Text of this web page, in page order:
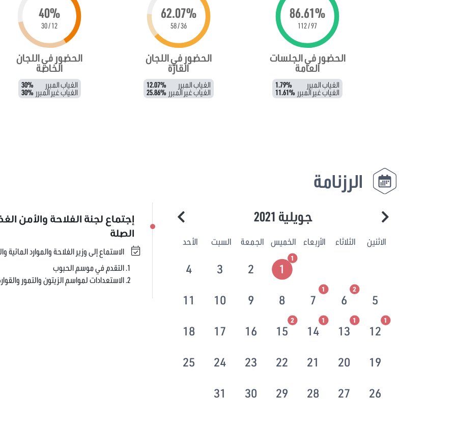
86.61%
97 / 112
الحضور في الجلسات
العامة
الغياب المبرر 1.79%
الغياب غير المبرر 11.61%
62.07%
36 / 58
الحضور في اللجان
القارّة
الغياب المبرر 12.07%
الغياب غير المبرر 25.86%
40%
12 / 30
الحضور في اللجان
الخاصة
الغياب المبرر 30%
الغياب غير المبرر 30%
الرزنامة
جويلية 2021
الاثنين الثلاثاء الأربعاء الخميس الجمعة السبت الأحد
1
1
2
3
4
5
6
2
7
1
8
9
10
11
12
1
13
1
14
1
15
2
16
17
18
19
20
21
22
23
24
25
26
27
28
29
30
31
إجتماع لجنة الفلاحة والأمن
الصلة
الاستماع إلى وزير الفلاحة والموارد المائية
التقدم في موسم الحبوب
الاستعدادات لمواسم الزيتون والتمور